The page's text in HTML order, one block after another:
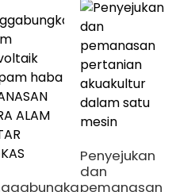
Penyejukan
dan
pemanasan